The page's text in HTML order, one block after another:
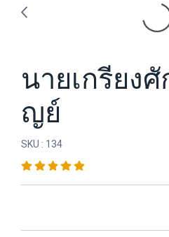
นายเกรียง
ญย์
SKU : 134